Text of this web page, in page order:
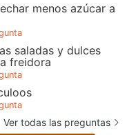
menos azúcar a
saladas y dulces
freidora
Ver todas las preguntas